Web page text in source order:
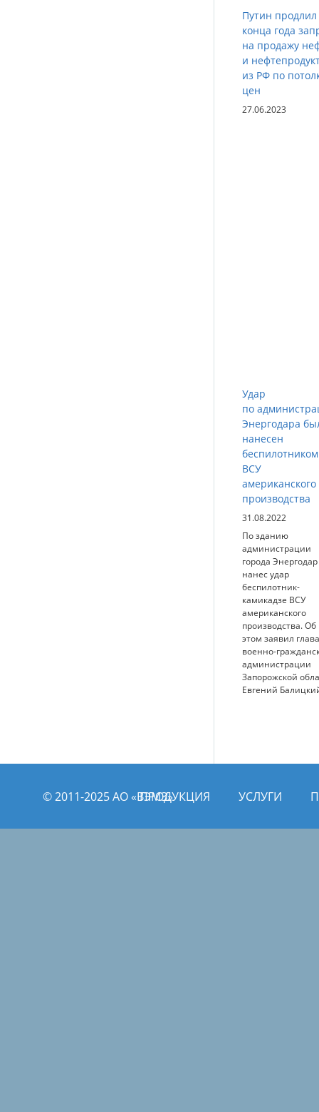
Путин продлил
конца года
на продажу
и
из РФ по
цен
27.06.2023
Удар
по
Энергодара
нанесен
беспилотником
ВСУ
американского
производства
31.08.2022
По зданию
администрации
города Энергодар
нанес удар
беспилотник-
камикадзе ВСУ
американского
производства. Об
этом заявил глава
военно-
администрации
Запорожской
Евгений
© 2011­­-2025 АО «ВЭМЗ»ПРОДУКЦИЯ УСЛУГИ